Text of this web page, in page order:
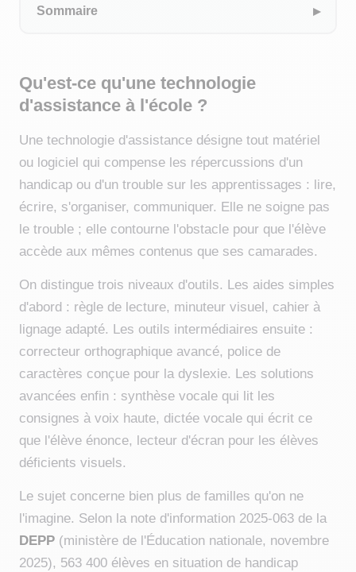
Sommaire
Qu'est-ce qu'une technologie
d'assistance à l'école ?
Une technologie d'assistance désigne tout matériel
ou logiciel qui compense les répercussions d'un
handicap ou d'un trouble sur les apprentissages : lire,
écrire, s'organiser, communiquer. Elle ne soigne pas
le trouble ; elle contourne l'obstacle pour que l'élève
accède aux mêmes contenus que ses camarades.
On distingue trois niveaux d'outils. Les aides simples
d'abord : règle de lecture, minuteur visuel, cahier à
lignage adapté. Les outils intermédiaires ensuite :
correcteur orthographique avancé, police de
caractères conçue pour la dyslexie. Les solutions
avancées enfin : synthèse vocale qui lit les
consignes à voix haute, dictée vocale qui écrit ce
que l'élève énonce, lecteur d'écran pour les élèves
déficients visuels.
Le sujet concerne bien plus de familles qu'on ne
l'imagine. Selon la note d'information 2025-063 de la
DEPP (ministère de l'Éducation nationale, novembre
2025), 563 400 élèves en situation de handicap